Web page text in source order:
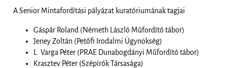
A Senior Mintafordítási pályázat kuratóriumának tagjai
Gáspár Roland (Németh László Műfordító tábor)
Jeney Zoltán (Petőfi Irodalmi Ügynökség)
L. Varga Péter (PRAE Dunabogdányi Műfordító tábor)
Krasztev Péter (Szépírók Társasága)